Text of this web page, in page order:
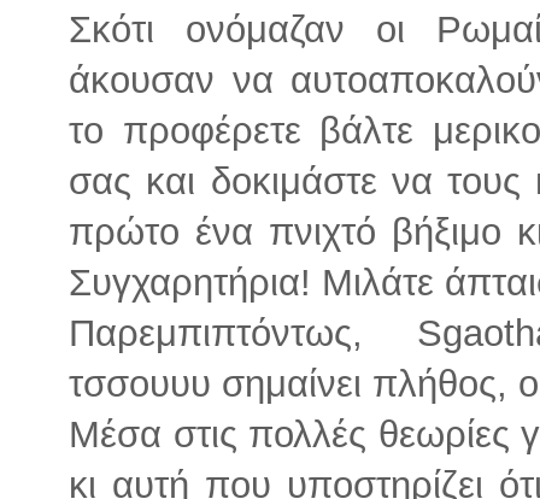
Σκότι ονόμαζαν οι
άκουσαν να
το προφέρετε βάλτε
σας και δοκιμάστε να τους
πρώτο ένα πνιχτό βήξιμο
Συγχαρητήρια! Μιλάτε
Παρεμπιπτόντως,
τσσουυυ σημαίνει πλήθος,
Μέσα στις πολλές θεωρίες
κι αυτή που υποστηρίζει